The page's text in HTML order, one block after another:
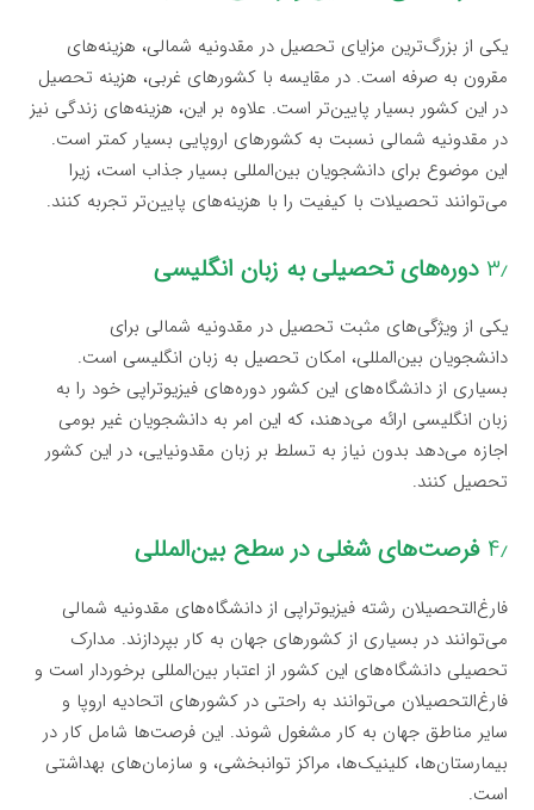
یکی از بزرگ‌ترین مزایای تحصیل در مقدونیه شمالی، هزینه‌های
مقرون به صرفه است. در مقایسه با کشورهای غربی، هزینه تحصیل
در این کشور بسیار پایین‌تر است. علاوه بر این، هزینه‌های زندگی نیز
در مقدونیه شمالی نسبت به کشورهای اروپایی بسیار کمتر است.
این موضوع برای دانشجویان بین‌المللی بسیار جذاب است، زیرا
می‌توانند تحصیلات با کیفیت را با هزینه‌های پایین‌تر تجربه کنند.
۳٫ دوره‌های تحصیلی به زبان انگلیسی
یکی از ویژگی‌های مثبت تحصیل در مقدونیه شمالی برای
دانشجویان بین‌المللی، امکان تحصیل به زبان انگلیسی است.
بسیاری از دانشگاه‌های این کشور دوره‌های فیزیوتراپی خود را به
زبان انگلیسی ارائه می‌دهند، که این امر به دانشجویان غیر بومی
اجازه می‌دهد بدون نیاز به تسلط بر زبان مقدونیایی، در این کشور
تحصیل کنند.
۴٫ فرصت‌های شغلی در سطح بین‌المللی
فارغ‌التحصیلان رشته فیزیوتراپی از دانشگاه‌های مقدونیه شمالی
می‌توانند در بسیاری از کشورهای جهان به کار بپردازند. مدارک
تحصیلی دانشگاه‌های این کشور از اعتبار بین‌المللی برخوردار است و
فارغ‌التحصیلان می‌توانند به راحتی در کشورهای اتحادیه اروپا و
سایر مناطق جهان به کار مشغول شوند. این فرصت‌ها شامل کار در
بیمارستان‌ها، کلینیک‌ها، مراکز توانبخشی، و سازمان‌های بهداشتی
است.